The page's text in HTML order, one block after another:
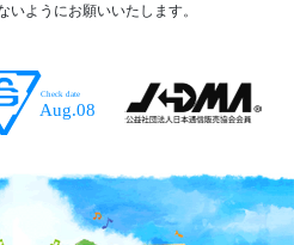
ようにお願いいたします。